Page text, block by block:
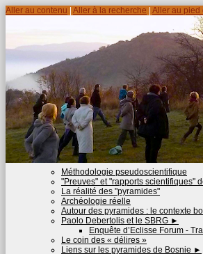
Aller au contenu Aller à la recherche Aller au pied
Méthodologie pseudoscientifique
"Preuves" et "rapports scientifiques"
La réalité des "pyramides"
Archéologie réelle
Autour des pyramides : le contexte
Paolo Debertolis et le SBRG ►
Enquête d’Eclisse Forum -
Le coin des « délires »
Liens sur les pyramides de Bosnie ►